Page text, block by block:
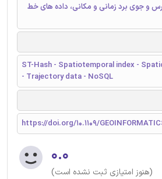
و جوی برد زمانی و مکانی، داده های خط
ST-Hash - Spatiotemporal index -
- Trajectory data - NoSQL
https://doi.org/10.1109/
۰.۰
(هنوز امتیازی ثبت نشده است)